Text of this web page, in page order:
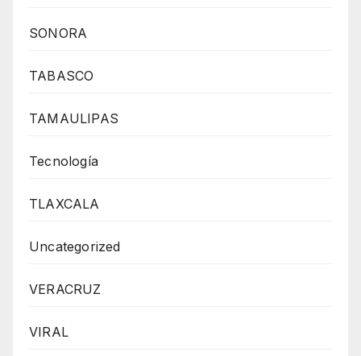
SONORA
TABASCO
TAMAULIPAS
Tecnología
TLAXCALA
Uncategorized
VERACRUZ
VIRAL